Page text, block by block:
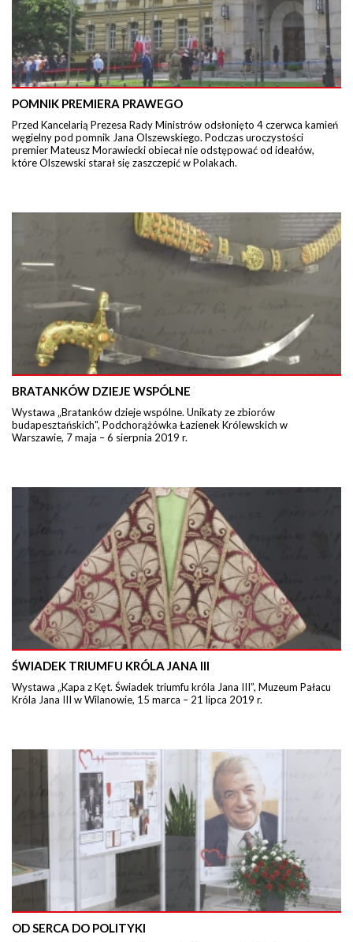
POMNIK PREMIERA PRAWEGO
Przed Kancelarią Prezesa Rady Ministrów odsłonięto 4 czerwca kamień
węgielny pod pomnik Jana Olszewskiego. Podczas uroczystości
premier Mateusz Morawiecki obiecał nie odstępować od ideałów,
które Olszewski starał się zaszczepić w Polakach.
BRATANKÓW DZIEJE WSPÓLNE
Wystawa „Bratanków dzieje wspólne. Unikaty ze zbiorów
budapesztańskich", Podchorążówka Łazienek Królewskich w
Warszawie, 7 maja – 6 sierpnia 2019 r.
ŚWIADEK TRIUMFU KRÓLA JANA III
Wystawa „Kapa z Kęt. Świadek triumfu króla Jana III”, Muzeum Pałacu
Króla Jana III w Wilanowie, 15 marca – 21 lipca 2019 r.
OD SERCA DO POLITYKI